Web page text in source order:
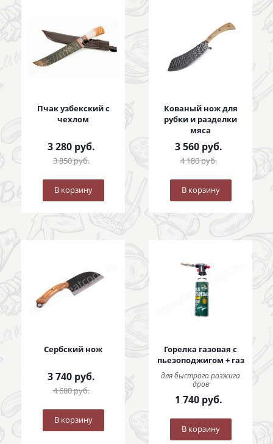
Пчак узбекский с
чехлом
3 280руб.
3 850руб.
В корзину
Кованый нож для
рубки и разделки
мяса
3 560руб.
4 180руб.
В корзину
Сербский нож
3 740руб.
4 680руб.
В корзину
Горелка газовая с
пьезоподжигом + газ
для быстрого розжига
дров
1 740руб.
В корзину